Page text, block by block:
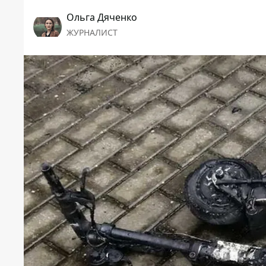
Ольга Дяченко
ЖУРНАЛИСТ